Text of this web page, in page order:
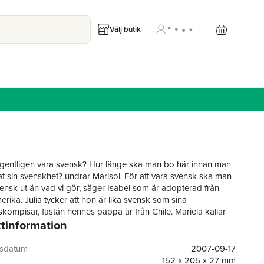
Välj butik
vara svensk? Hur länge ska man bo här innan man
sin svenskhet? undrar Marisol. För att vara svensk ska man
ut än vad vi gör, säger Isabel som är adopterad från
Julia tycker att hon är lika svensk som sina
fastän hennes pappa är från Chile. Mariela kallar
håret och skaffar blå linser för "svensk-wannabes".
boende i Stockholmsområdet belyser sociologen Catrin
frågor om svenskhet och diaspora utifrån aktuella
2007-09-17
152 x 205 x 27 mm